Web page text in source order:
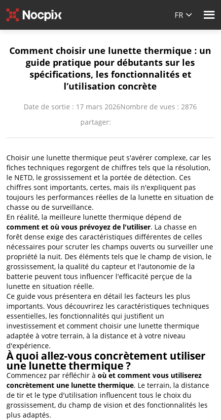
FR
Comment choisir une lunette thermique : un
guide pratique pour débutants sur les
spécifications, les fonctionnalités et
l’utilisation concrète
Date de sortie : 17 mars 2026Nombre de vues : 2876
partager:
Choisir une lunette thermique peut s'avérer complexe, car les
fiches techniques regorgent de chiffres tels que la résolution,
le NETD, le grossissement et la portée de détection. Ces
chiffres sont importants, certes, mais ils n'expliquent pas
toujours les performances réelles de la lunette en situation de
chasse ou de surveillance.
En réalité, la meilleure lunette thermique dépend de
comment et où vous prévoyez de l'utiliser. La chasse en
forêt dense exige des caractéristiques différentes de celles
nécessaires pour scruter les champs ouverts ou surveiller une
propriété la nuit. Des éléments tels que le champ de vision, le
grossissement, la qualité du capteur et l'autonomie de la
batterie peuvent tous influencer l'efficacité perçue de la
lunette en situation réelle.
Ce guide vous présentera en détail les facteurs les plus
importants. Vous découvrirez les caractéristiques techniques
essentielles, les fonctionnalités qui justifient un
investissement et comment choisir une lunette thermique
adaptée à votre terrain, à la distance et à votre niveau
d'expérience.
À quoi allez-vous concrètement utiliser
une lunette thermique ?
Commencez par réfléchir àoù et comment vous utiliserez
concrètement une lunette thermique. Le terrain, la distance
de tir et le type d'utilisation influencent tous le choix du
grossissement, du champ de vision et des fonctionnalités les
plus adaptés.